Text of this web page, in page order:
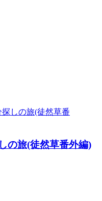
の旅(徒然草番外編)